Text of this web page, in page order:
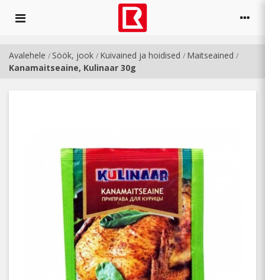
Avalehele / Söök, jook / Kuivained ja hoidised / Maitseained /
Kanamaitseaine, Kulinaar 30g